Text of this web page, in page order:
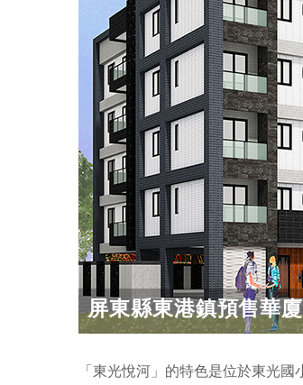
屏東縣東港鎮預售華
「東光悅河」的特色是位於東光